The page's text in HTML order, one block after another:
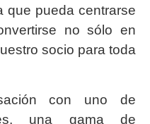
que pueda centrarse
no sólo en
socio para toda
con uno de
una gama de